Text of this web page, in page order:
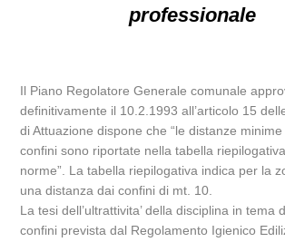
professionale
Il Piano Regolatore Generale comunale
definitivamente il 10.2.1993 all’articolo 15
di Attuazione dispone che “le distanze
confini sono riportate nella tabella
norme”. La tabella riepilogativa indica per la
una distanza dai confini di mt. 10.
La tesi dell’ultrattivita’ della disciplina in tema
confini prevista dal Regolamento Igienico